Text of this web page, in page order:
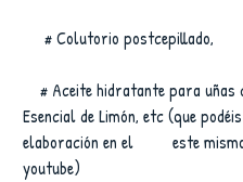
     # Colutorio postcepillado,
Esencial de Limón, etc (que
elaboración en el         este
youtube)